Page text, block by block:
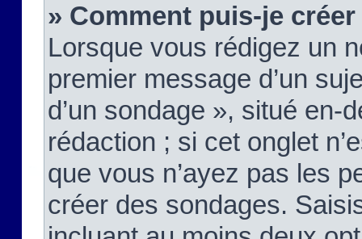
» Comment puis-je
Lorsque vous rédigez un
premier message d’un
d’un sondage », situé en-
rédaction ; si cet onglet
que vous n’ayez pas les
créer des sondages.